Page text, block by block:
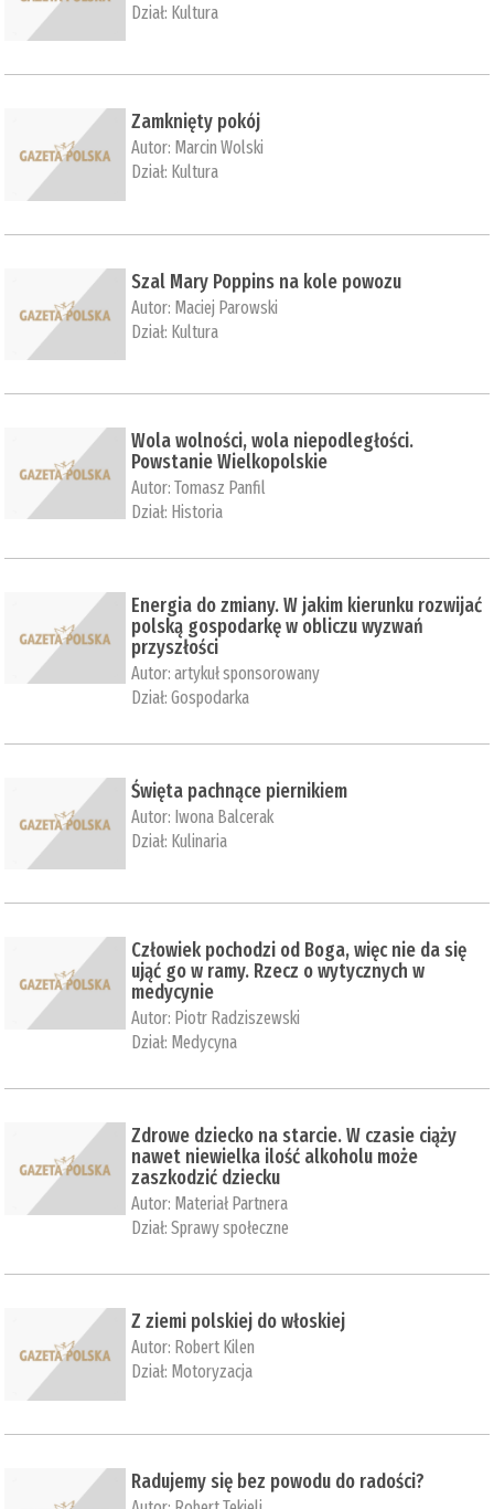
Dział: Kultura
Zamknięty pokój
Autor: Marcin Wolski
Dział: Kultura
Szal Mary Poppins na kole powozu
Autor: Maciej Parowski
Dział: Kultura
Wola wolności, wola niepodległości.
Powstanie Wielkopolskie
Autor:Tomasz Panfil
Dział: Historia
Energia do zmiany. W jakim kierunku rozwijać
polską gospodarkę w obliczu wyzwań
przyszłości
Autor:artykuł sponsorowany
Dział:Gospodarka
Święta pachnące piernikiem
Autor: Iwona Balcerak
Dział: Kulinaria
Człowiek pochodzi od Boga, więc nie da się
ująć go w ramy. Rzecz o wytycznych w
medycynie
Autor: Piotr Radziszewski
Dział: Medycyna
Zdrowe dziecko na starcie. W czasie ciąży
nawet niewielka ilość alkoholu może
zaszkodzić dziecku
Autor: Materiał Partnera
Dział:Sprawy społeczne
Z ziemi polskiej do włoskiej
Autor: Robert Kilen
Dział: Motoryzacja
Radujemy się bez powodu do radości?